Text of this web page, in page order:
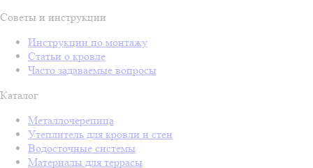
Советы и инструкции
Инструкции по монтажу
Статьи о кровле
Часто задаваемые вопросы
Каталог
Металлочерепица
Утеплитель для кровли и стен
Водосточные системы
Материалы для террасы